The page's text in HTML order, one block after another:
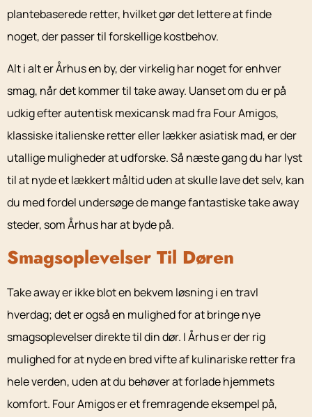
plantebaserede retter, hvilket gør det lettere at finde
noget, der passer til forskellige kostbehov.
Alt i alt er Århus en by, der virkelig har noget for enhver
smag, når det kommer til take away. Uanset om du er på
udkig efter autentisk mexicansk mad fra Four Amigos,
klassiske italienske retter eller lækker asiatisk mad, er der
utallige muligheder at udforske. Så næste gang du har lyst
til at nyde et lækkert måltid uden at skulle lave det selv, kan
du med fordel undersøge de mange fantastiske take away
steder, som Århus har at byde på.
Smagsoplevelser Til Døren
Take away er ikke blot en bekvem løsning i en travl
hverdag; det er også en mulighed for at bringe nye
smagsoplevelser direkte til din dør. I Århus er der rig
mulighed for at nyde en bred vifte af kulinariske retter fra
hele verden, uden at du behøver at forlade hjemmets
komfort. Four Amigos er et fremragende eksempel på,